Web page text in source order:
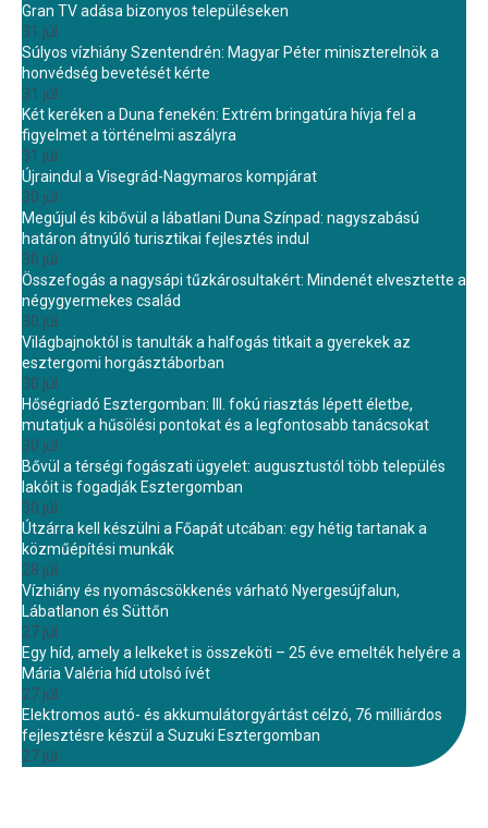
Gran TV adása bizonyos településeken
31 júl.
Súlyos vízhiány Szentendrén: Magyar Péter miniszterelnök a
honvédség bevetését kérte
31 júl.
Két keréken a Duna fenekén: Extrém bringatúra hívja fel a
figyelmet a történelmi aszályra
31 júl.
Újraindul a Visegrád-Nagymaros kompjárat
30 júl.
Megújul és kibővül a lábatlani Duna Színpad: nagyszabású
határon átnyúló turisztikai fejlesztés indul
30 júl.
Összefogás a nagysápi tűzkárosultakért: Mindenét elvesztette a
négygyermekes család
30 júl.
Világbajnoktól is tanulták a halfogás titkait a gyerekek az
esztergomi horgásztáborban
30 júl.
Hőségriadó Esztergomban: III. fokú riasztás lépett életbe,
mutatjuk a hűsölési pontokat és a legfontosabb tanácsokat
30 júl.
Bővül a térségi fogászati ügyelet: augusztustól több település
lakóit is fogadják Esztergomban
30 júl.
Útzárra kell készülni a Főapát utcában: egy hétig tartanak a
közműépítési munkák
28 júl.
Vízhiány és nyomáscsökkenés várható Nyergesújfalun,
Lábatlanon és Süttőn
27 júl.
Egy híd, amely a lelkeket is összeköti – 25 éve emelték helyére a
Mária Valéria híd utolsó ívét
27 júl.
Elektromos autó- és akkumulátorgyártást célzó, 76 milliárdos
fejlesztésre készül a Suzuki Esztergomban
27 júl.